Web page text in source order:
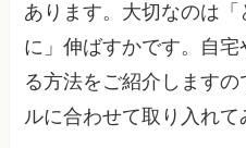
あります。大切なのは
に」伸ばすかです。自
る方法をご紹介します
ルに合わせて取り入れて